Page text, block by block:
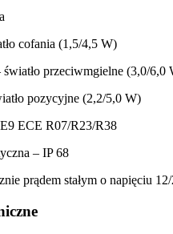
cofania (1,5/4,5 W)
przeciwmgielne (3,0/6,0
pozycyjne (2,2/5,0 W)
ECE R07/R23/R38
– IP 68
prądem stałym o napięciu